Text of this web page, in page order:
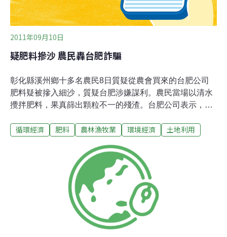
2011年09月10日
疑肥料摻沙 農民轟台肥詐騙
彰化縣溪州鄉十多名農民8日質疑從農會買來的台肥公司
肥料疑被摻入細沙，質疑台肥涉嫌謀利。農民當場以清水
攪拌肥料，果真篩出顆粒不一的殘渣。台肥公司表示，是
象。農糧署副署長游勝鋒說，他初判「台肥特43號複合肥
磷的肥效性較長，所以不易溶解，殘渣應是鉀、磷的礦物
質殘渣。台中區農改場助理研究員蕭政弘說，台肥特43號
肥料，所規定的氮、磷、鉀成分各為15％，其餘可添加其
他肥料或礦物質當「介質」，介質不會降低肥料的效用，
也不是偷斤減兩，農民不需擔心。農民張龍潭說，水稻施
肥量越來越多，一分地原本只需一包肥料，但現在「台肥
特43號複合肥料」要一包半才夠用。他仔細觀察，發現農
循環經濟 肥料 農林漁牧業 環境經濟 土地利用